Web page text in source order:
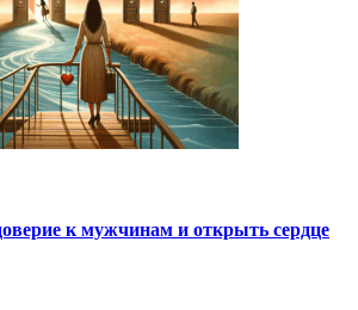
к мужчинам и открыть сердце